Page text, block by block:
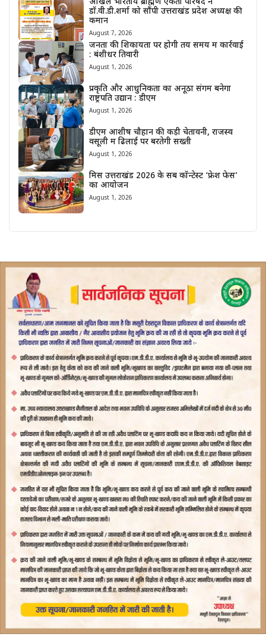
अखिल भारतीय ब्राह्मण एकता परिषद ने
डॉ.वी.डी.शर्मा को सौंपी उत्तराखंड प्रदेश अध्यक्ष की
कमान
August 7, 2026
जनता की शिकायतों पर होगी तय समय में कार्रवाई
: बंशीधर तिवारी
August 1, 2026
प्रकृति और आधुनिकता का अनूठा संगम बनेगा
राष्ट्रपति उद्यान : डीएम
August 1, 2026
डीएम आशीष चौहान की कड़ी चेतावनी, राजस्व
वसूली में ढिलाई पर बरतेगी सख्ती
August 1, 2026
मिस उत्तराखंड 2026 के सब कॉन्टेस्ट ‘फ्रेश फेस’
का आयोजन
August 1, 2026